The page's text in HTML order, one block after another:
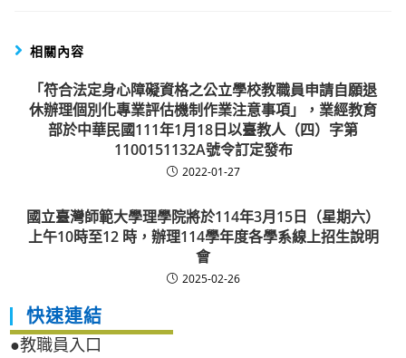
相關內容
「符合法定身心障礙資格之公立學校教職員申請自願退
休辦理個別化專業評估機制作業注意事項」，業經教育
部於中華民國111年1月18日以臺教人（四）字第
1100151132A號令訂定發布
2022-01-27
國立臺灣師範大學理學院將於114年3月15日（星期六）
上午10時至12 時，辦理114學年度各學系線上招生說明
會
2025-02-26
快速連結
●教職員入口